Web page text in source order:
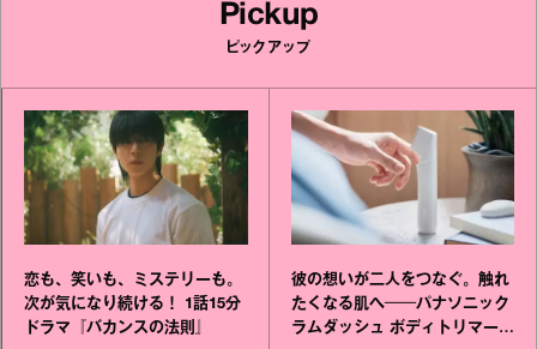
Pickup
ピックアップ
恋も、笑いも、ミステリーも。
次が気になり続ける！ 1話15分
ドラマ『バカンスの法則』
彼の想いが二人をつなぐ。触れ
たくなる肌へ──パナソニック
ラムダッシュ ボディトリマーが